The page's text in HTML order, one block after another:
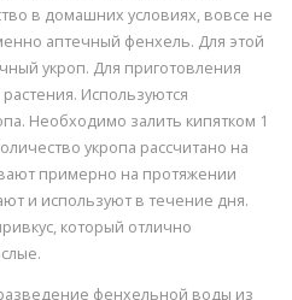
в домашних условиях, вовсе не
аптечный фенхель. Для этой
укроп. Для приготовления
Используются
Необходимо залить кипятком 1
укропа рассчитано на
примерно на протяжении
и используют в течение дня.
который отлично
фенхельной воды из